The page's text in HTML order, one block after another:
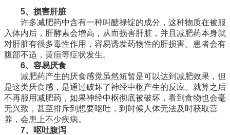
5、损害肝脏
许多减肥药中含有一种叫醣禄锭的成分，这种物质在被服
入体内后，肝酵素会增高，从而损害肝脏，并且减肥药本身就
对肝脏有很多毒性作用，容易诱发药物性的肝损害。患者会有
腹部不适，黄疸等症状发生。
6、容易厌食
减肥药产生的厌食感觉虽然短暂是可以达到减肥效果，但
是这类厌食感，是通过破坏了神经中枢产生的反应。就算之后
不再服用减肥药，如果神经中枢彻底被破坏，看到食物也会毫
无兴致，甚至排斥到想要呕吐，到时候人体无法及时获取营
养，会患上不少疾病。
7、呕吐腹泻